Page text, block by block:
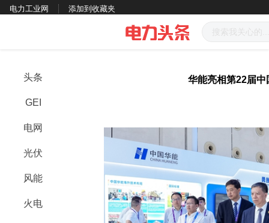
电力工业网 添加到收藏夹
头条
GEI
电网
光伏
风能
火电
华能亮相第22届中